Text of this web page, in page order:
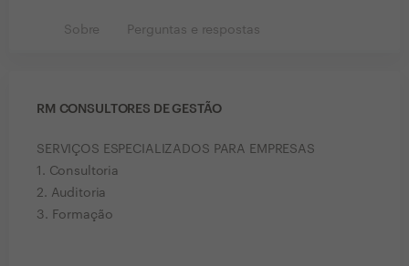
Sobre Perguntas e respostas
RM CONSULTORES DE GESTÃO
SERVIÇOS ESPECIALIZADOS PARA EMPRESAS
1. Consultoria
2. Auditoria
3. Formação